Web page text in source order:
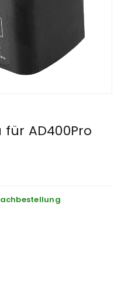
für AD400Pro